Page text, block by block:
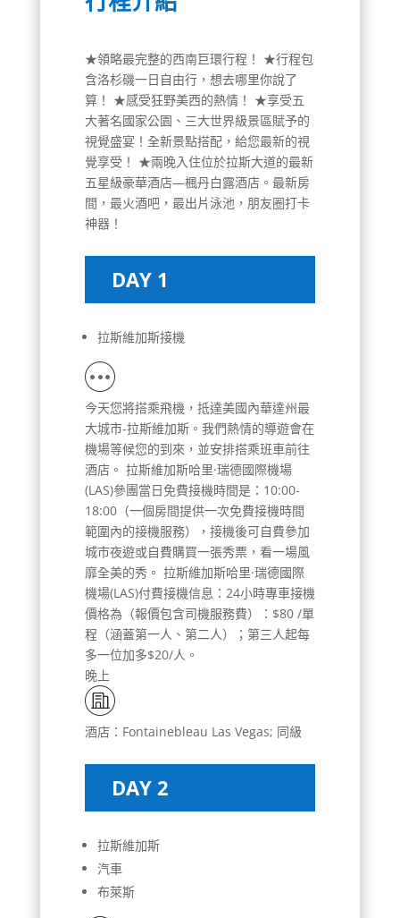
★領略最完整的西南巨環行程！ ★行程包
含洛杉磯一日自由行，想去哪里你說了
算！ ★感受狂野美西的熱情！ ★享受五
大著名國家公園、三大世界級景區賦予的
視覺盛宴！全新景點搭配，給您最新的視
覺享受！ ★兩晚入住位於拉斯大道的最新
五星級豪華酒店—楓丹白露酒店。最新房
間，最火酒吧，最出片泳池，朋友圈打卡
神器！
DAY 1
拉斯維加斯接機
今天您將搭乘飛機，抵達美國內華達州最
大城市-拉斯維加斯。我們熱情的導遊會在
機場等候您的到來，並安排搭乘班車前往
酒店。 拉斯維加斯哈里·瑞德國際機場
(LAS)參團當日免費接機時間是：10:00-
18:00（一個房間提供一次免費接機時間
範圍內的接機服務），接機後可自費參加
城市夜遊或自費購買一張秀票，看一場風
靡全美的秀。 拉斯維加斯哈里·瑞德國際
機場(LAS)付費接機信息：24小時專車接機
價格為（報價包含司機服務費）：$80 /單
程（涵蓋第一人、第二人）；第三人起每
多一位加多$20/人。
晚上
酒店：Fontainebleau Las Vegas; 同級
DAY 2
拉斯維加斯
汽車
布萊斯